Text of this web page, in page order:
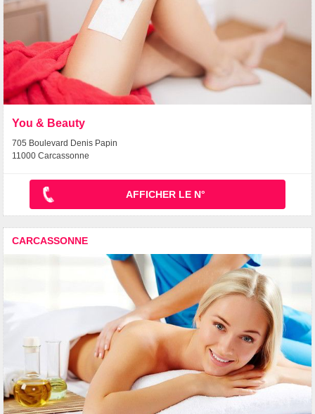
You & Beauty
705 Boulevard Denis Papin
11000 Carcassonne
AFFICHER LE N°
CARCASSONNE